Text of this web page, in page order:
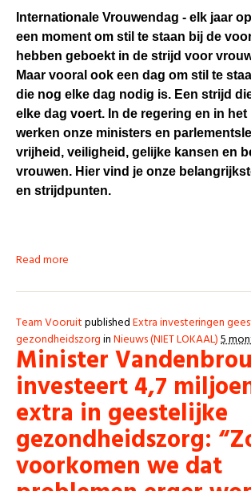
Internationale Vrouwendag - elk jaar
een moment om stil te staan bij de
hebben geboekt in de strijd voor
Maar vooral ook een dag om stil te
die nog elke dag nodig is. Een strijd
elke dag voert. In de regering en in het
werken onze ministers en
vrijheid, veiligheid, gelijke kansen en
vrouwen. Hier vind je onze
en strijdpunten.
Read more
Team VooruitpublishedExtra investeringen
gezondheidszorginNieuws (NIET LOKAAL)5
Minister
investeert 4,7
extra in geestelijke
gezondheidszorg:
voorkomen we dat